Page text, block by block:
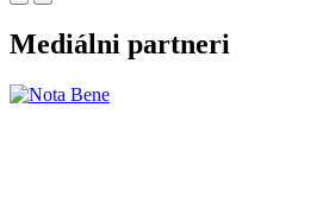
Mediálni partneri